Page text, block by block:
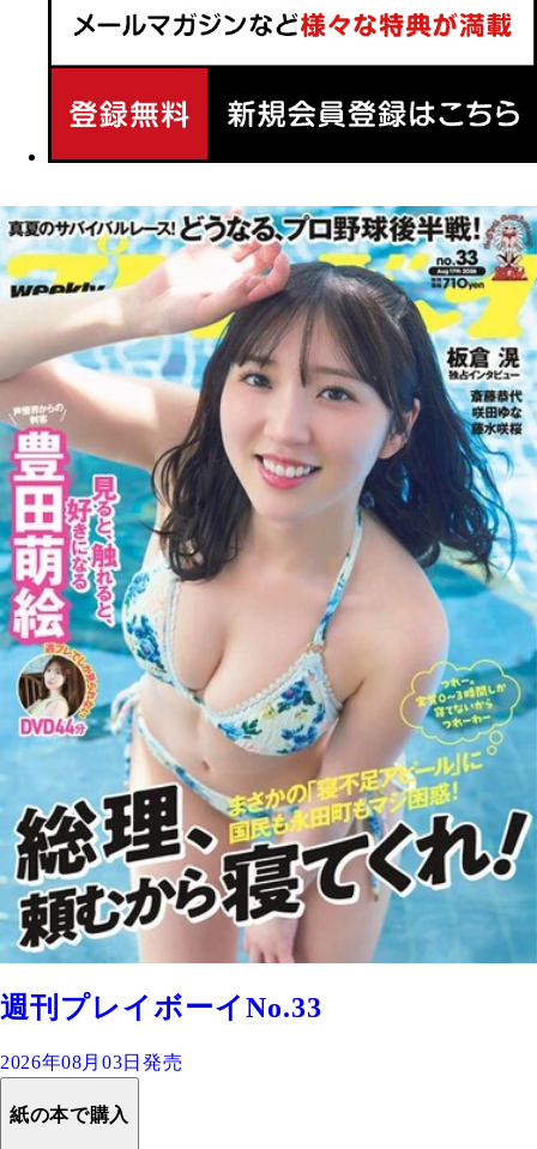
週刊プレイボーイNo.33
2026年08月03日発売
紙の本で購入